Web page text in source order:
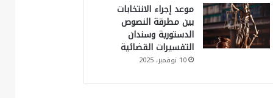
موعد إجراء الانتخابات
بين مطرقة النصوص
الدستورية وسندان
التفسيرات القضائية
10 نوفمبر، 2025